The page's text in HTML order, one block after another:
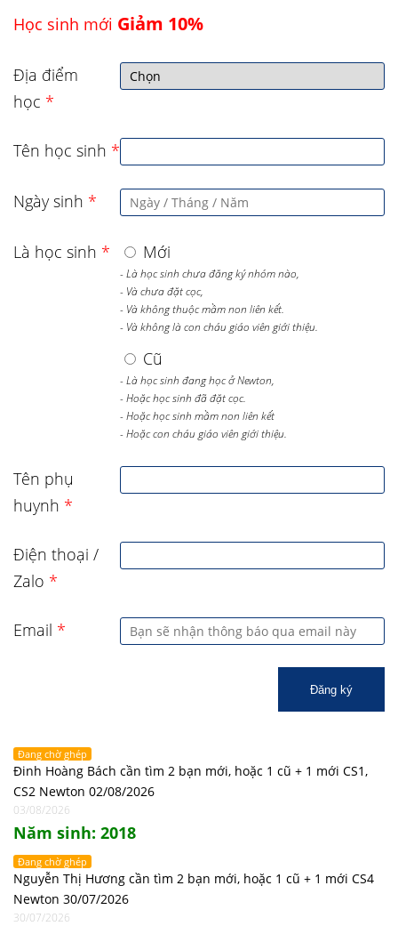
Học sinh mới Giảm 10%
Địa điểm
học *
Tên học sinh *
Ngày sinh *
Là học sinh * Mới
- Là học sinh chưa đăng ký nhóm nào,
- Và chưa đặt cọc,
- Và không thuộc mầm non liên kết.
- Và không là con cháu giáo viên giới thiệu.
Cũ
- Là học sinh đang học ở Newton,
- Hoặc học sinh đã đặt cọc.
- Hoặc học sinh mầm non liên kết
- Hoặc con cháu giáo viên giới thiệu.
Tên phụ
huynh *
Điện thoại /
Zalo *
Email *
Đăng ký
Đang chờ ghép
Đinh Hoàng Bách cần tìm 2 bạn mới, hoặc 1 cũ + 1 mới CS1,
CS2 Newton 02/08/2026
03/08/2026
Năm sinh: 2018
Đang chờ ghép
Nguyễn Thị Hương cần tìm 2 bạn mới, hoặc 1 cũ + 1 mới CS4
Newton 30/07/2026
30/07/2026